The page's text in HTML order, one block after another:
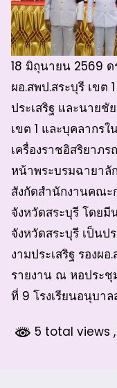
18 มิถุนายน 2569
ผอ.สพป.สระบุรี เขต
ประเสริฐ และนายชั
เขต 1 และบุคลากร
เครื่องราชอิสริยาภ
หน้าพระบรมฉายาลั
สังกัดสำนักงานคณ
จังหวัดสระบุรี โดย
จังหวัดสระบุรี เป็น
งามประเสริฐ รองผ
รายงาน ณ หอประชุ
ที่ 9 โรงเรียนอนุบาล
5 total views